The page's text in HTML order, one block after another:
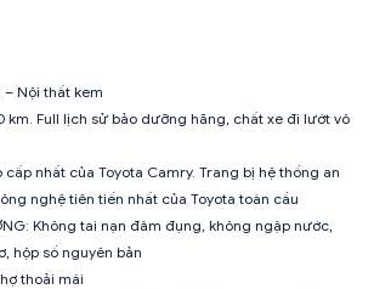
Nội thất kem
Full lịch sử bảo dưỡng hãng, chất xe đi lướt vô
nhất của Toyota Camry. Trang bị hệ thống an
nghệ tiên tiến nhất của Toyota toàn cầu
Không tai nạn đâm đụng, không ngập nước,
hộp số nguyên bản
thoải mái